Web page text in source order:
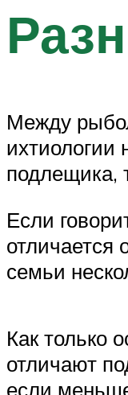
Между
ихтиологии
подлещика,
Если
отличается
семьи
Как только
отличают
если